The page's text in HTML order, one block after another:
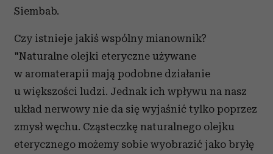
Siembab.
Czy istnieje jakiś wspólny mianownik?
"Naturalne olejki eteryczne używane
w aromaterapii mają podobne działanie
u większości ludzi. Jednak ich wpływu na nasz
układ nerwowy nie da się wyjaśnić tylko poprzez
zmysł węchu. Cząsteczkę naturalnego olejku
eterycznego możemy sobie wyobrazić jako bryłę